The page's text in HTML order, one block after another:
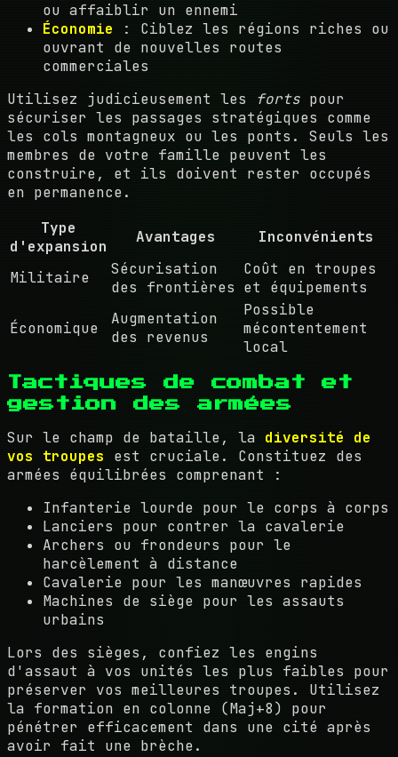
ou affaiblir un ennemi
Économie : Ciblez les régions riches ou
ouvrant de nouvelles routes
commerciales
Utilisez judicieusement les forts pour
sécuriser les passages stratégiques comme
les cols montagneux ou les ponts. Seuls les
membres de votre famille peuvent les
construire, et ils doivent rester occupés
en permanence.
Type
d'expansion
Avantages Inconvénients
Militaire
Sécurisation
des frontières
Coût en troupes
et équipements
Économique
Augmentation
des revenus
Possible
mécontentement
local
Tactiques de combat et
gestion des armées
Sur le champ de bataille, la diversité de
vos troupes est cruciale. Constituez des
armées équilibrées comprenant :
Infanterie lourde pour le corps à corps
Lanciers pour contrer la cavalerie
Archers ou frondeurs pour le
harcèlement à distance
Cavalerie pour les manœuvres rapides
Machines de siège pour les assauts
urbains
Lors des sièges, confiez les engins
d'assaut à vos unités les plus faibles pour
préserver vos meilleures troupes. Utilisez
la formation en colonne (Maj+8) pour
pénétrer efficacement dans une cité après
avoir fait une brèche.